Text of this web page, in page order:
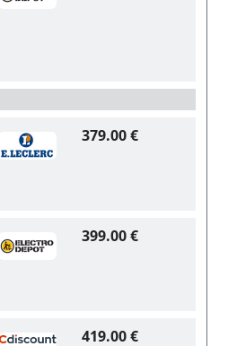
379.00 €
399.00 €
419.00 €